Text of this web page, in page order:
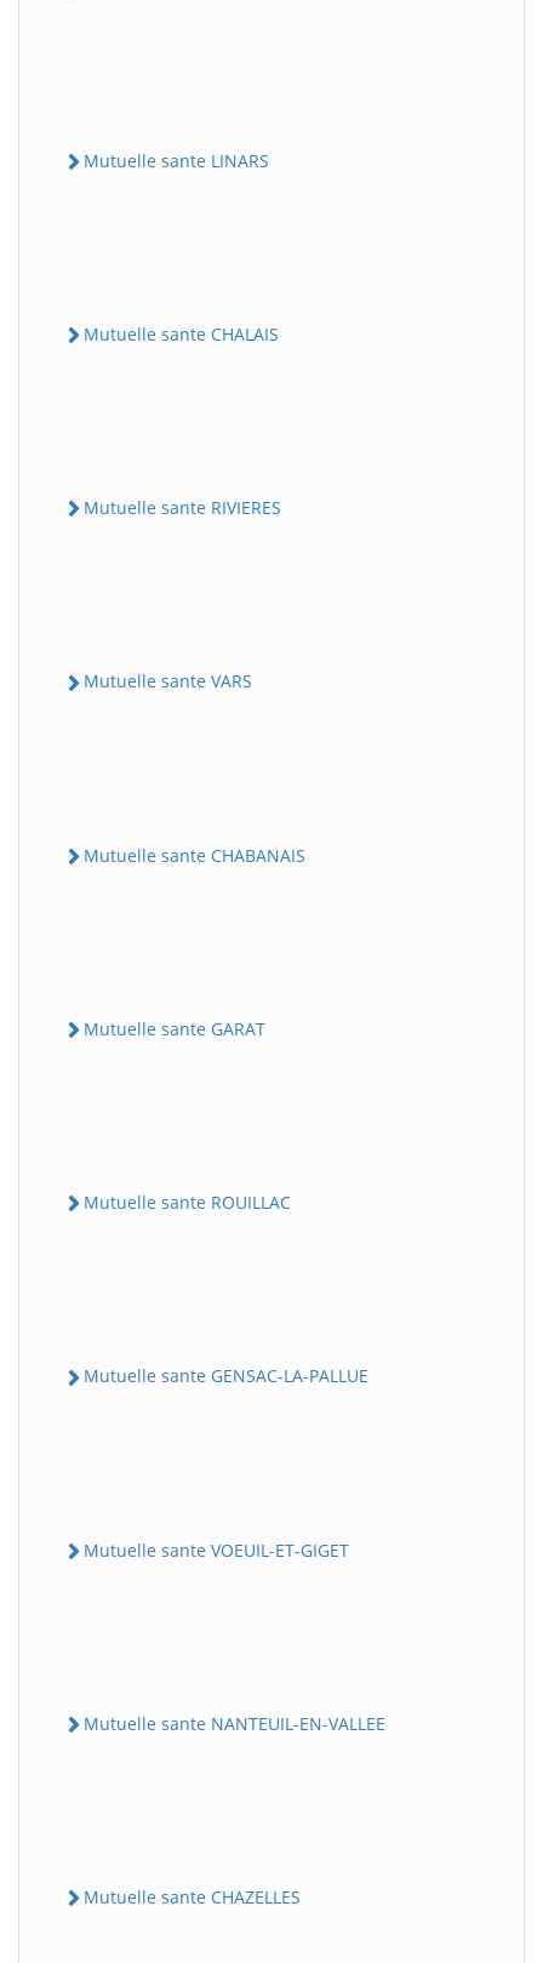
Mutuelle sante LINARS
Mutuelle sante CHALAIS
Mutuelle sante RIVIERES
Mutuelle sante VARS
Mutuelle sante CHABANAIS
Mutuelle sante GARAT
Mutuelle sante ROUILLAC
Mutuelle sante GENSAC-LA-PALLUE
Mutuelle sante VOEUIL-ET-GIGET
Mutuelle sante NANTEUIL-EN-VALLEE
Mutuelle sante CHAZELLES